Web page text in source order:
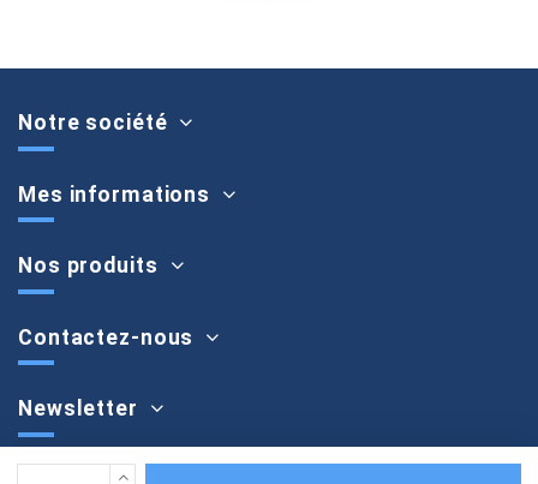
Notre société
Mes informations
Nos produits
Contactez-nous
Newsletter